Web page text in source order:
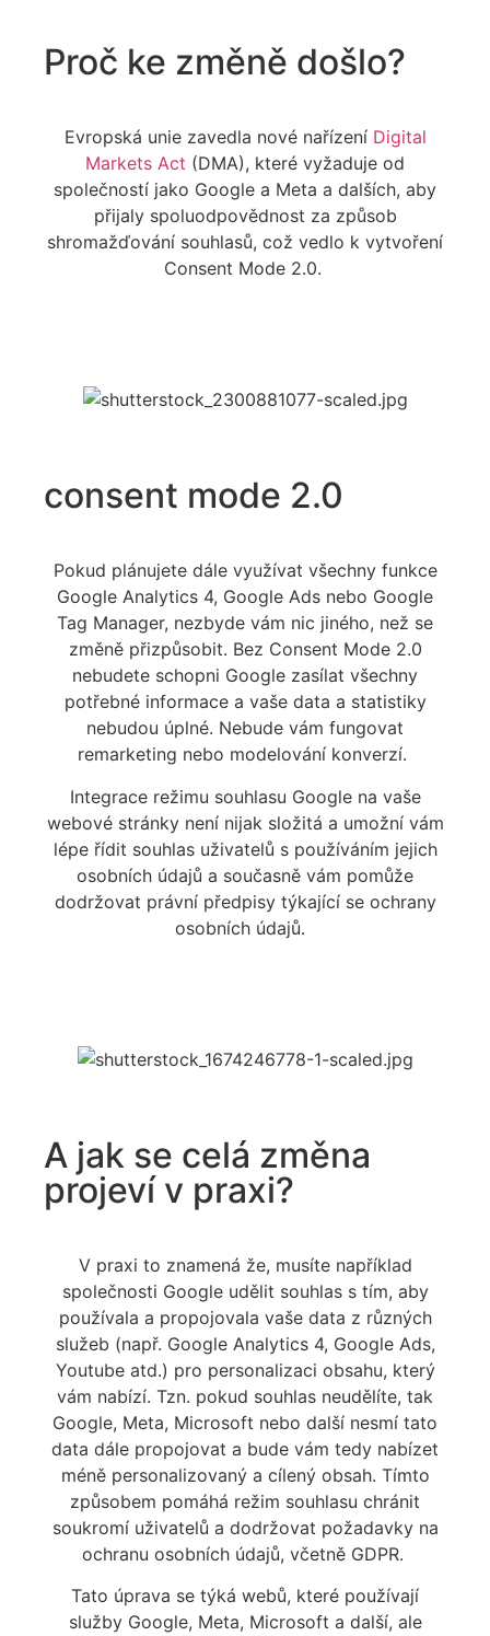
Proč ke změně došlo?
Evropská unie zavedla nové nařízení Digital
Markets Act (DMA), které vyžaduje od
společností jako Google a Meta a dalších, aby
přijaly spoluodpovědnost za způsob
shromažďování souhlasů, což vedlo k vytvoření
Consent Mode 2.0.
consent mode 2.0
Pokud plánujete dále využívat všechny funkce
Google Analytics 4, Google Ads nebo Google
Tag Manager, nezbyde vám nic jiného, než se
změně přizpůsobit. Bez Consent Mode 2.0
nebudete schopni Google zasílat všechny
potřebné informace a vaše data a statistiky
nebudou úplné. Nebude vám fungovat
remarketing nebo modelování konverzí.
Integrace režimu souhlasu Google na vaše
webové stránky není nijak složitá a umožní vám
lépe řídit souhlas uživatelů s používáním jejich
osobních údajů a současně vám pomůže
dodržovat právní předpisy týkající se ochrany
osobních údajů.
A jak se celá změna
projeví v praxi?
V praxi to znamená že, musíte například
společnosti Google udělit souhlas s tím, aby
používala a propojovala vaše data z různých
služeb (např. Google Analytics 4, Google Ads,
Youtube atd.) pro personalizaci obsahu, který
vám nabízí. Tzn. pokud souhlas neudělíte, tak
Google, Meta, Microsoft nebo další nesmí tato
data dále propojovat a bude vám tedy nabízet
méně personalizovaný a cílený obsah. Tímto
způsobem pomáhá režim souhlasu chránit
soukromí uživatelů a dodržovat požadavky na
ochranu osobních údajů, včetně GDPR.
Tato úprava se týká webů, které používají
služby Google, Meta, Microsoft a další, ale